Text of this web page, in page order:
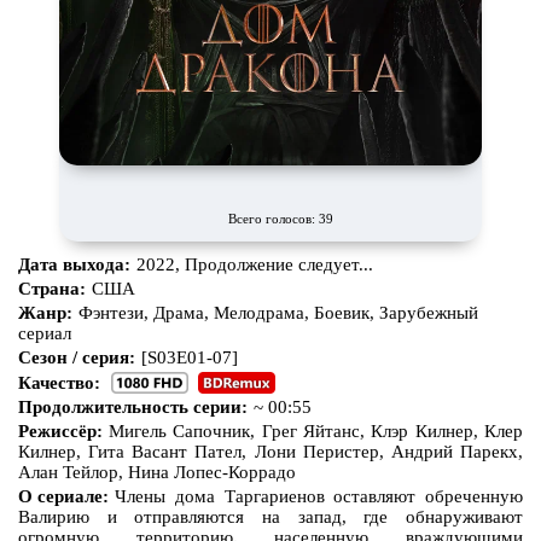
Про апокалипсис Про богов
Про богатых Про вампиров
Про ведьм Про викингов
Про выживание Про гангстеров
Про драконов
Про животных Про зомби
Про инопланетян
Про корабли и подводные
Про космос
Про маньяков исерийных
убийц
Про мафию
Про оборотней Про пиратов
Про подростков Про путешествияво времени
Всего голосов: 39
Дата выхода: 2022, Продолжение следует...
Страна: США
Жанр: Фэнтези, Драма, Мелодрама, Боевик, Зарубежный
сериал
Сезон / серия: [S03E01-07]
Качество:
Продолжительность серии: ~ 00:55
Режиссёр: Мигель Сапочник, Грег Яйтанс, Клэр Килнер, Клер
Килнер, Гита Васант Пател, Лони Перистер, Андрий Парекх,
Алан Тейлор, Нина Лопес-Коррадо
О сериале: Члены дома Таргариенов оставляют обреченную
Валирию и отправляются на запад, где обнаруживают